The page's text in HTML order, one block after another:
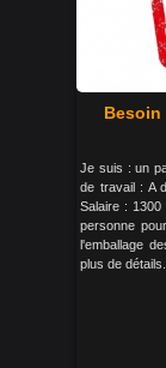
Besoin
Je suis : un
de travail : A
Salaire :
personne
l'emballage
plus de